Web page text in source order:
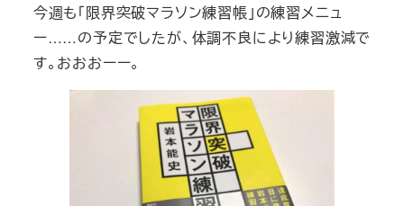
今週も「限界突破マラソン練習帳」の練習メニュ
ー……の予定でしたが、体調不良により練習激減で
す。おおおーー。